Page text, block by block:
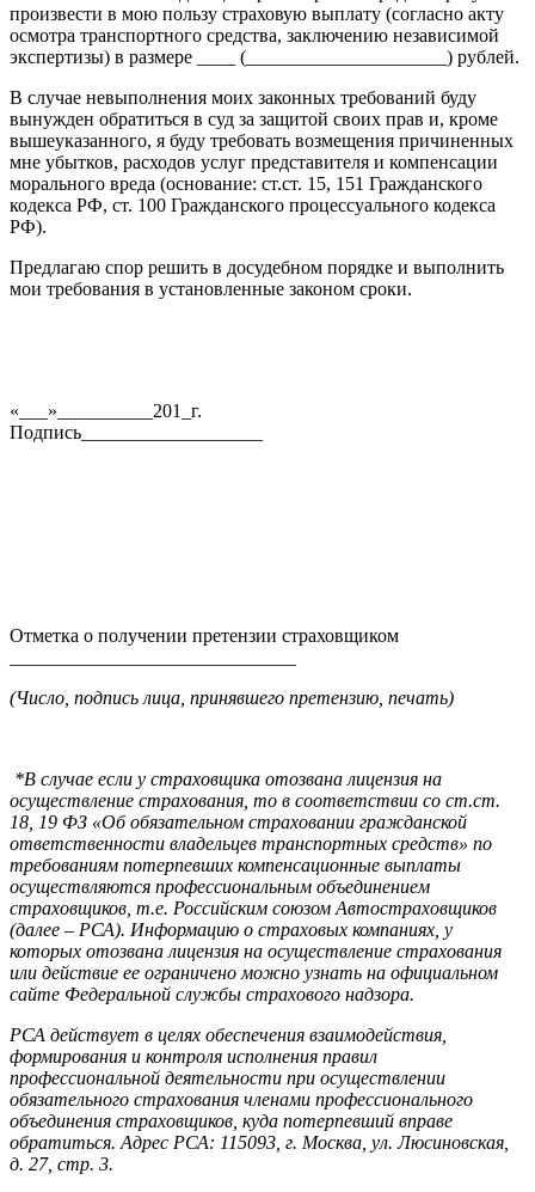
произвести в мою пользу страховую выплату (согласно акту
осмотра транспортного средства, заключению независимой
экспертизы) в размере ____ (_____________________) рублей.
В случае невыполнения моих законных требований буду
вынужден обратиться в суд за защитой своих прав и, кроме
вышеуказанного, я буду требовать возмещения причиненных
мне убытков, расходов услуг представителя и компенсации
морального вреда (основание: ст.ст. 15, 151 Гражданского
кодекса РФ, ст. 100 Гражданского процессуального кодекса
РФ).
Предлагаю спор решить в досудебном порядке и выполнить
мои требования в установленные законом сроки.
«___»__________201_г.
Подпись___________________
Отметка о получении претензии страховщиком
(Число, подпись лица, принявшего претензию, печать)
*В случае если у страховщика отозвана лицензия на
осуществление страхования, то в соответствии со ст.ст.
18, 19 ФЗ «Об обязательном страховании гражданской
ответственности владельцев транспортных средств» по
требованиям потерпевших компенсационные выплаты
осуществляются профессиональным объединением
страховщиков, т.е. Российским союзом Автостраховщиков
(далее – РСА). Информацию о страховых компаниях, у
которых отозвана лицензия на осуществление страхования
или действие ее ограничено можно узнать на официальном
сайте Федеральной службы страхового надзора.
РСА действует в целях обеспечения взаимодействия,
формирования и контроля исполнения правил
профессиональной деятельности при осуществлении
обязательного страхования членами профессионального
объединения страховщиков, куда потерпевший вправе
обратиться. Адрес РСА: 115093, г. Москва, ул. Люсиновская,
д. 27, стр. 3.